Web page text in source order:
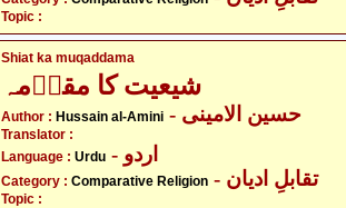
Topic :
Shiat ka muqaddama
شیعیت کا مقدؔمہ
Author : Hussain al-Amini - حسین الامینی
Translator :
Language : Urdu - اردو
Category : Comparative Religion - تقابلِ ادیان
Topic :